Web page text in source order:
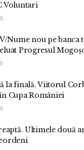
Voluntari
Nume nou pe banca
Progresul
la finală. Viitorul
Cupa României
Ultimele două